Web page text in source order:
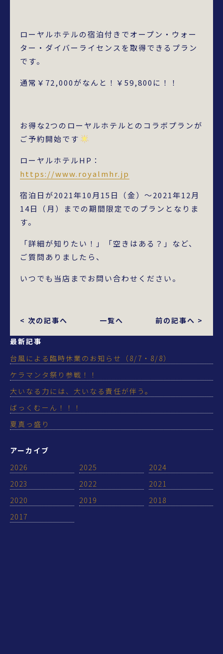
ローヤルホテルの宿泊付きでオープン・ウォー
ター・ダイバーライセンスを取得できるプラン
です。
通常￥72,000がなんと！￥59,800に！！
お得な2つのローヤルホテルとのコラボプランが
ご予約開始です
ローヤルホテルHP：
https://www.royalmhr.jp
宿泊日が2021年10月15日（金）～2021年12月
14日（月）までの期間限定でのプランとなりま
す。
「詳細が知りたい！」「空きはある？」など、
ご質問ありましたら、
いつでも当店までお問い合わせください。
< 次の記事へ 一覧へ 前の記事へ >
最新記事
台風による臨時休業のお知らせ（8/7・8/8）
ケラマンタ祭り参戦！！
大いなる力には、大いなる責任が伴う。
ばっくむーん！！！
夏真っ盛り
アーカイブ
2026
2025
2024
2023
2022
2021
2020
2019
2018
2017